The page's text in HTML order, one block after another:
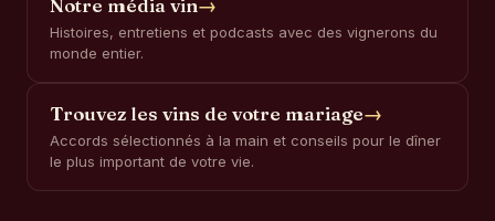
Notre média vin→
Histoires, entretiens et podcasts avec des vignerons du
monde entier.
Trouvez les vins de votre mariage→
Accords sélectionnés à la main et conseils pour le dîner
le plus important de votre vie.